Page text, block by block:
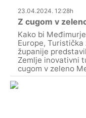
23.04.2024. 12:28h
Z cugom v
Kako bi
Europe,
županije
Zemlje inovativni
cugom v zeleno